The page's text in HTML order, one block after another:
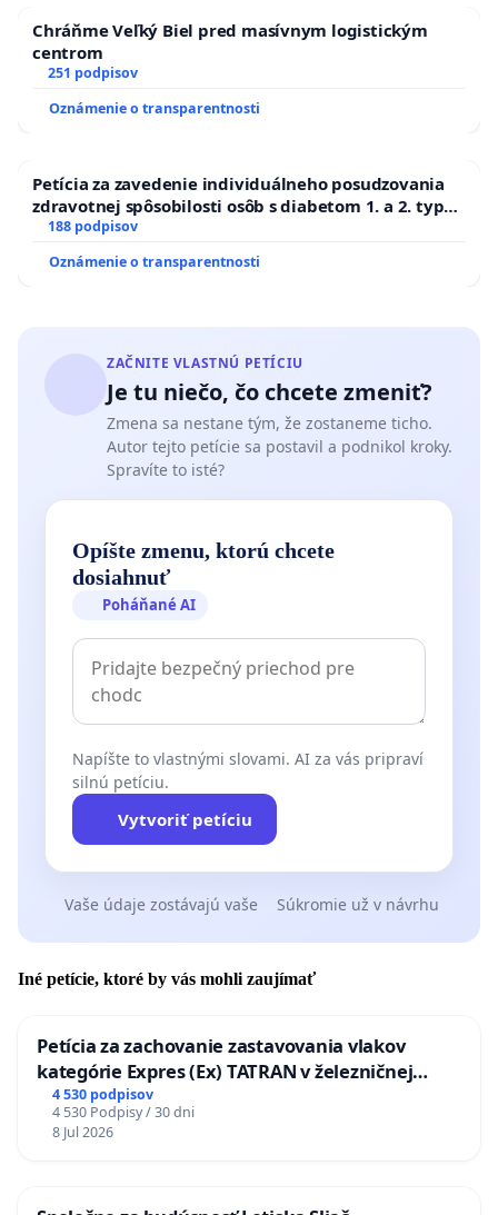
Chráňme Veľký Biel pred masívnym logistickým
centrom
251 podpisov
Oznámenie o transparentnosti
Petícia za zavedenie individuálneho posudzovania
zdravotnej spôsobilosti osôb s diabetom 1. a 2. typu
pri prijímaní do Policajného zboru SR
188 podpisov
Oznámenie o transparentnosti
ZAČNITE VLASTNÚ PETÍCIU
Je tu niečo, čo chcete zmeniť?
Zmena sa nestane tým, že zostaneme ticho.
Autor tejto petície sa postavil a podnikol kroky.
Spravíte to isté?
Opíšte zmenu, ktorú chcete
dosiahnuť
Poháňané AI
Napíšte to vlastnými slovami. AI za vás pripraví
silnú petíciu.
Vytvoriť petíciu
Vaše údaje zostávajú vaše Súkromie už v návrhu
Iné petície, ktoré by vás mohli zaujímať
Petícia za zachovanie zastavovania vlakov
kategórie Expres (Ex) TATRAN v železničnej
stanici Púchov
4 530 podpisov
4 530 Podpisy / 30 dni
8 Jul 2026